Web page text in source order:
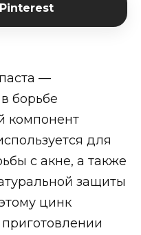
—
борьбе
компонент
для
с акне, а также
защиты
цинк